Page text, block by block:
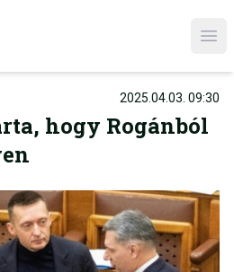
2025.04.03. 09:30
hogy Rogánból